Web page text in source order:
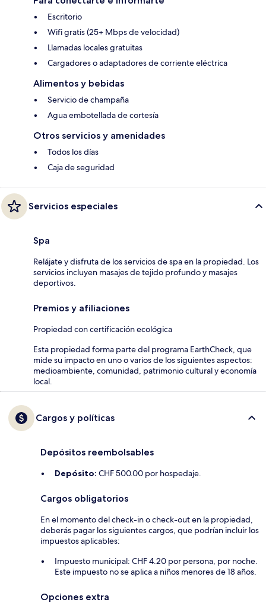
Escritorio
Wifi gratis (25+ Mbps de velocidad)
Llamadas locales gratuitas
Cargadores o adaptadores de corriente eléctrica
Alimentos y bebidas
Servicio de champaña
Agua embotellada de cortesía
Otros servicios y amenidades
Todos los días
Caja de seguridad
Servicios especiales
Spa
Relájate y disfruta de los servicios de spa en la propiedad. Los
servicios incluyen masajes de tejido profundo y masajes
deportivos.
Premios y afiliaciones
Propiedad con certificación ecológica
Esta propiedad forma parte del programa EarthCheck, que
mide su impacto en uno o varios de los siguientes aspectos:
medioambiente, comunidad, patrimonio cultural y economía
local.
Cargos y políticas
Depósitos reembolsables
Depósito: CHF 500.00 por hospedaje.
Cargos obligatorios
En el momento del check-in o check-out en la propiedad,
deberás pagar los siguientes cargos, que podrían incluir los
impuestos aplicables:
Impuesto municipal: CHF 4.20 por persona, por noche.
Este impuesto no se aplica a niños menores de 18 años.
Opciones extra